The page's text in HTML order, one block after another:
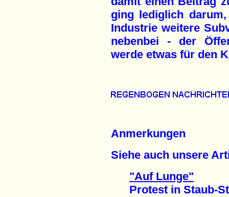
ging lediglich
Industrie weitere
nebenbei - der
werde etwas für den
Anmerkungen
Siehe auch unsere
"Auf Lunge"
Protest in Staub-